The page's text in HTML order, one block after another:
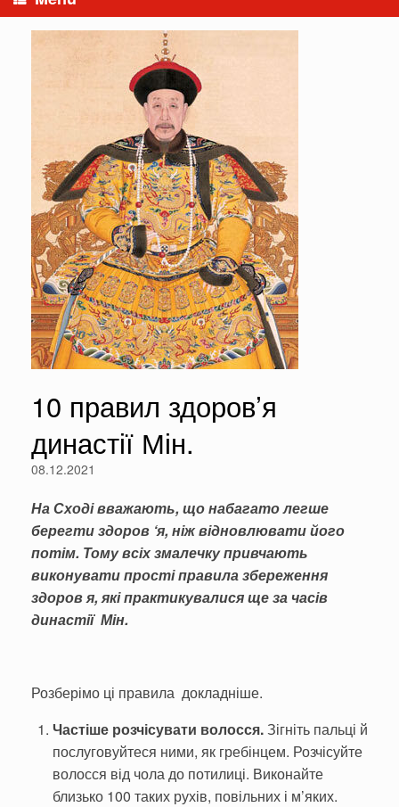
10 правил здоров’я
династії Мін.
08.12.2021
На Сході вважають, що набагато легше
берегти здоров ‘я, ніж відновлювати його
потім. Тому всіх змалечку привчають
виконувати прості правила збереження
здоров я, які практи­кувалися ще за часів
династії Мін.
Розберімо ці правила докладніше.
Частіше розчісувати воло­сся.Зігніть пальці й
послуговуйте­ся ними, як гребінцем. Розчісуйте
волосся від чола до потилиці. Ви­конайте
близько 100 таких рухів, повільних і м’яких.